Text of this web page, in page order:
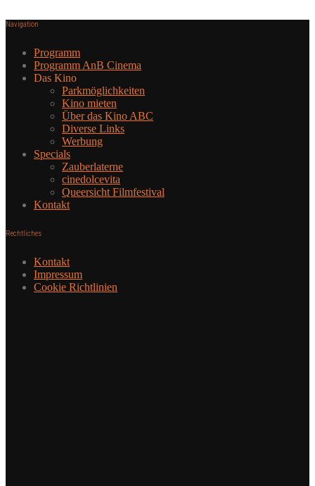
Navigation
Programm
Programm AnB Cinema
Das Kino
Parkmöglichkeiten
Kino mieten
Über das Kino ABC
Diverse Links
Werbung
Specials
Zauberlaterne
cinedolcevita
Queersicht Filmfestival
Kontakt
Rechtliches
Kontakt
Impressum
Cookie Richtlinien